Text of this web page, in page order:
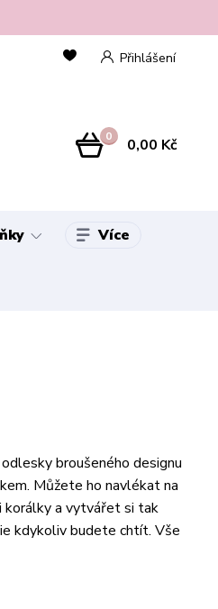
Přihlášení
0 0,00 Kč
Více
broušeného designu
Můžete ho navlékat na
korálky a vytvářet si tak
kdykoliv budete chtít. Vše